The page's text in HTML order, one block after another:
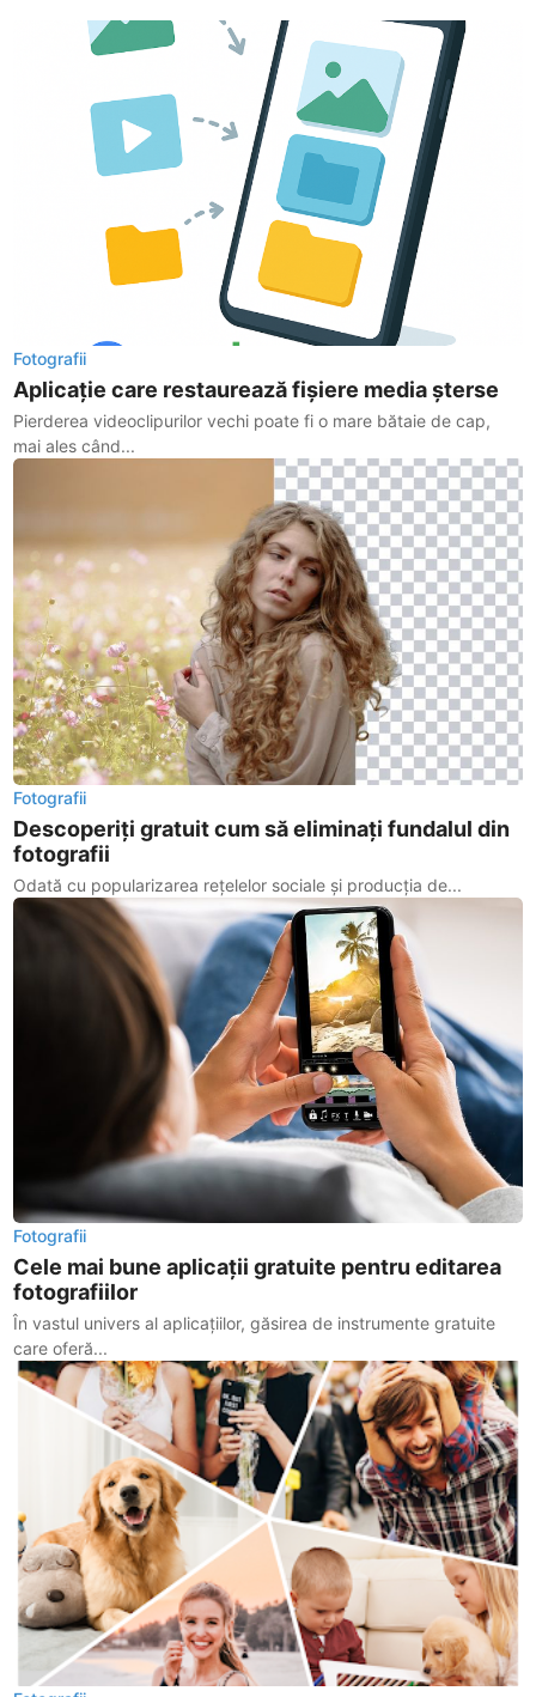
Fotografii
Aplicație care restaurează fișiere media șterse
Pierderea videoclipurilor vechi poate fi o mare bătaie de cap,
mai ales când...
Fotografii
Descoperiți gratuit cum să eliminați fundalul din
fotografii
Odată cu popularizarea rețelelor sociale și producția de...
Fotografii
Cele mai bune aplicații gratuite pentru editarea
fotografiilor
În vastul univers al aplicațiilor, găsirea de instrumente gratuite
care oferă...